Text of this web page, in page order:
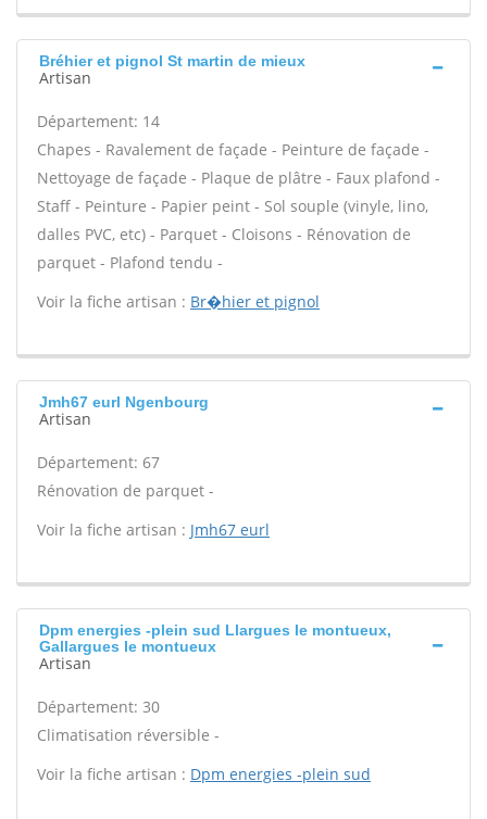
Bréhier et pignol St martin de mieux
Artisan
Département: 14
Chapes - Ravalement de façade - Peinture de façade -
Nettoyage de façade - Plaque de plâtre - Faux plafond -
Staff - Peinture - Papier peint - Sol souple (vinyle, lino,
dalles PVC, etc) - Parquet - Cloisons - Rénovation de
parquet - Plafond tendu -
Voir la fiche artisan : Br�hier et pignol
Jmh67 eurl Ngenbourg
Artisan
Département: 67
Rénovation de parquet -
Voir la fiche artisan : Jmh67 eurl
Dpm energies -plein sud Llargues le montueux,
Gallargues le montueux
Artisan
Département: 30
Climatisation réversible -
Voir la fiche artisan : Dpm energies -plein sud